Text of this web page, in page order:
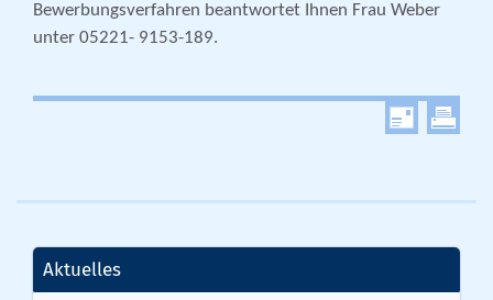
Bewerbungsverfahren beantwortet Ihnen Frau Weber
unter 05221- 9153-189.
Aktuelles